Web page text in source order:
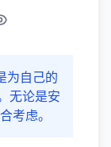
为自己的
无论是安
考虑。